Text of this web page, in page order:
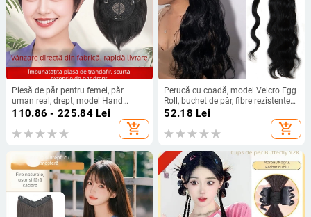
Piesă de păr pentru femei, păr
uman real, drept, model Hand
Needle Straight Hair Block, nu se
110.86 - 225.84Lei
add_shopping_cart
Perucă cu coadă, model Velcro Egg
Roll, buchet de păr, fibre rezistente
la temperaturi înalte, mecanism
52.18 Lei
add_shopping_cart